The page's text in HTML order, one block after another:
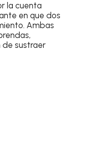
la cuenta
en que dos
Ambas
de sustraer